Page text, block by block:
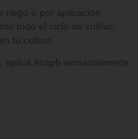
riego o por aplicación
todo el ciclo de cultivo,
tu cultivo.
aplica Asaph semanalmente